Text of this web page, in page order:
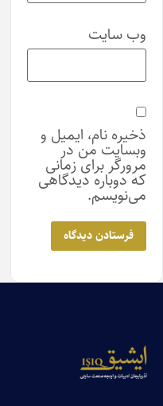
وب‌ سایت
ذخیره نام، ایمیل و
وبسایت من در
مرورگر برای زمانی
که دوباره دیدگاهی
می‌نویسم.